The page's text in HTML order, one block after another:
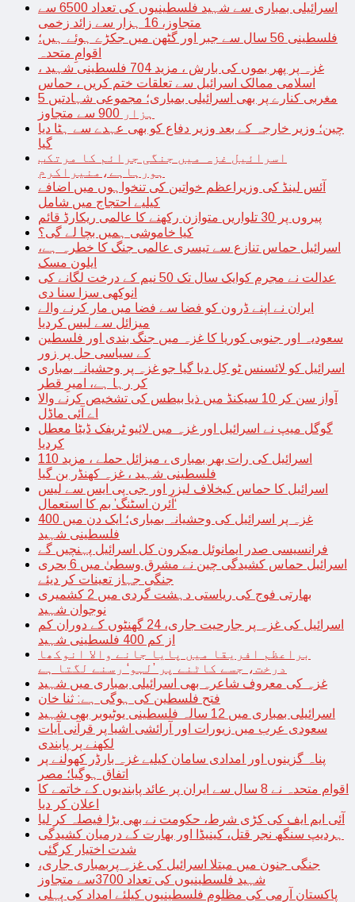
اسرائیلی بمباری سے شہید فلسطینیوں کی تعداد 6500 سے
متجاوز، 16 ہزار سے زائد زخمی
فلسطینی 56 سال سے جبر اور گٹھن میں جکڑے ہوئے ہیں؛
اقوامِ متحدہ
غزہ پر پھر بموں کی بارش ، مزید 704 فلسطینی شہید ،
اسلامی ممالک اسرائیل سے تعلقات ختم کریں ، حماس
مغربی کنارے پر بھی اسرائیلی بمباری؛ مجموعی شہادتیں 5
ہزار 900 سے متجاوز
چین؛ وزیر خارجہ کے بعد وزیر دفاع کو بھی عہدے سے ہٹا دیا
گیا
اسرائیل غزہ میں جنگی جرائم کا مرتکب
ہورہاہے،منیراکرم
آئس لینڈ کی وزیراعظم خواتین کی تنخواہوں میں اضافے
کیلیے احتجاج میں شامل
پیروں پر 30 تلواریں متوازن رکھنے کا عالمی ریکارڈ قائم
کیا خاموشی ہمیں بچا لے گی؟
اسرائیل حماس تنازع سے تیسری عالمی جنگ کا خطرہ ہے،
ایلون مسک
عدالت نے مجرم کوایک سال تک 50 نیم کے درخت لگانے کی
انوکھی سزا سنا دی
ایران نے اپنے ڈرون کو فضا سے فضا میں مار کرنے والے
میزائل سے لیس کردیا
سعودیہ اور جنوبی کوریا کا غزہ میں جنگ بندی اور فلسطین
کے سیاسی حل پر زور
اسرائیل کو لائسنس ٹو کِل دیا گیا جو غزہ پر وحشیانہ بمباری
کر رہا ہے، امیرِ قطر
آواز سن کر 10 سیکنڈ میں ذیا بیطس کی تشخیص کرنے والا
اے آئی ماڈل
گوگل میپ نے اسرائیل اور غزہ میں لائیو ٹریفک ڈیٹا معطل
کردیا
اسرائیل کی رات بھر بمباری ، میزائل حملے ، مزید 110
فلسطینی شہید ، غزہ کھنڈر بن گیا
اسرائیل کا حماس کیخلاف لیزر اور جی پی ایس سے لیس
‘آئرن اسٹنگ’ بم کا استعمال
غزہ پر اسرائیل کی وحشیانہ بمباری؛ ایک دن میں 400
فلسطینی شہید
فرانسیسی صدر ایمانوئل میکرون کل اسرائیل پہنچیں گے
اسرائیل حماس کشیدگی چین نے مشرق وسطیٰ میں 6 بحری
جنگی جہاز تعینات کر دیئے
بھارتی فوج کی ریاستی دہشت گردی میں 2 کشمیری
نوجوان شہید
اسرائیل کی غزہ پر جارحیت جاری، 24 گھنٹوں کے دوران کم
از کم 400 فلسطینی شہید
براعظم افریقا میں پایا جانے والا انوکھا
درخت، جسے کاٹنے پر ’لہو‘ رسنے لگتا ہے
غزہ کی معروف شاعرہ بھی اسرائیلی بمباری میں شہید
فتح فلسطین کی ہوگی ہے: ثنا خان
اسرائیلی بمباری میں 12 سالہ فلسطینی یوٹیوبر بھی شہید
سعودی عرب میں زیورات اور آرائشی اشیا پر قرآنی آیات
لکھنے پر پابندی
پناہ گزینوں اور امدادی سامان کیلیے غزہ بارڈر کھولنے پر
اتفاق ہوگیا؛ مصر
اقوام متحدہ نے 8 سال سے ایران پر عائد پابندیوں کے خاتمے کا
اعلان کر دیا
آئی ایم ایف کی کڑی شرط، حکومت نے بھی بڑا فیصلہ کر لیا
ہردیپ سنگھ نجر قتل، کینیڈا اور بھارت کے درمیان کشیدگی
شدت اختیار کرگئی
جنگی جنون میں مبتلا اسرائیل کی غزہ پربمباری جاری،
شہید فلسطینیوں کی تعداد 3700سے متجاوز
پاکستان آرمی کی مظلوم فلسطینیوں کیلئے امداد کی پہلی